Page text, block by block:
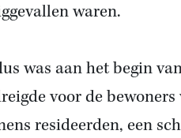
waren.
was aan het begin
voor de bewoners
resideerden, een